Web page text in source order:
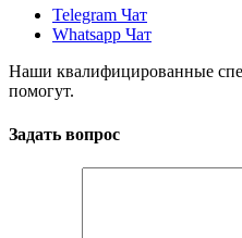
Telegram Чат
Whatsapp Чат
Наши квалифицированные
помогут.
Задать вопрос